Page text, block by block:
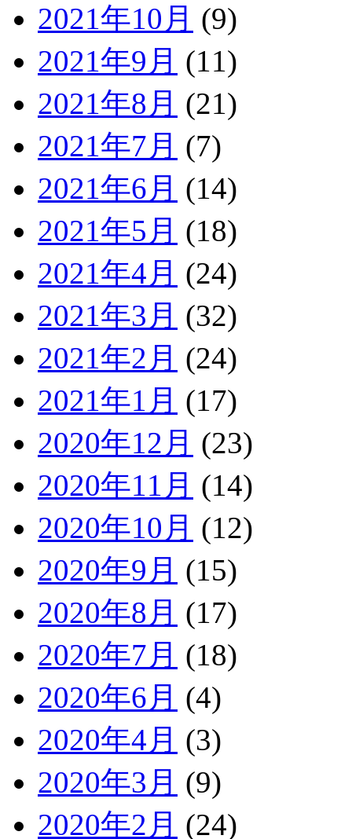
2021年10月 (9)
2021年9月 (11)
2021年8月 (21)
2021年7月 (7)
2021年6月 (14)
2021年5月 (18)
2021年4月 (24)
2021年3月 (32)
2021年2月 (24)
2021年1月 (17)
2020年12月 (23)
2020年11月 (14)
2020年10月 (12)
2020年9月 (15)
2020年8月 (17)
2020年7月 (18)
2020年6月 (4)
2020年4月 (3)
2020年3月 (9)
2020年2月 (24)